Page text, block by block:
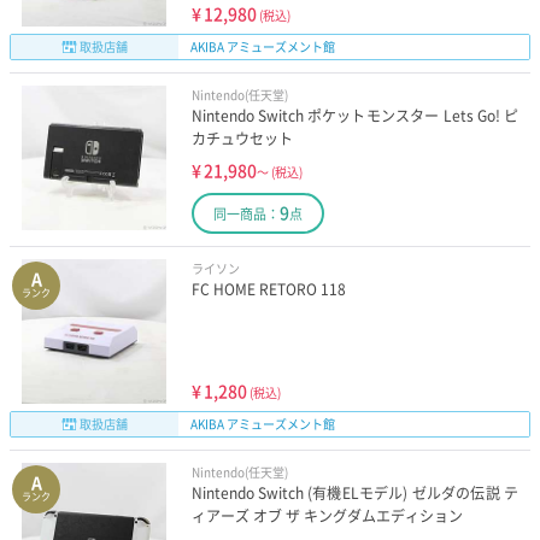
¥12,980 (税込)
取扱店舗
AKIBA アミューズメント館
Nintendo(任天堂)
Nintendo Switch ポケットモンスター Lets Go! ピ
カチュウセット
¥21,980～ (税込)
同一商品： 9点
A
ランク
ライソン
FC HOME RETORO 118
¥1,280 (税込)
取扱店舗
AKIBA アミューズメント館
A
ランク
Nintendo(任天堂)
Nintendo Switch (有機ELモデル) ゼルダの伝説 テ
ィアーズ オブ ザ キングダムエディション